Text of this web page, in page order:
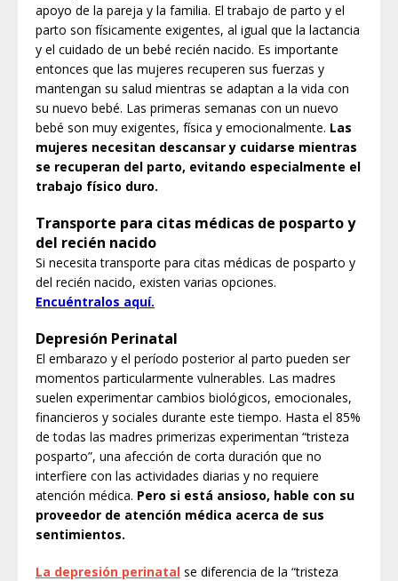
apoyo de la pareja y la familia. El trabajo de parto y el
parto son físicamente exigentes, al igual que la lactancia
y el cuidado de un bebé recién nacido. Es importante
entonces que las mujeres recuperen sus fuerzas y
mantengan su salud mientras se adaptan a la vida con
su nuevo bebé. Las primeras semanas con un nuevo
bebé son muy exigentes, física y emocionalmente. Las
mujeres necesitan descansar y cuidarse mientras
se recuperan del parto, evitando especialmente el
trabajo físico duro.
Transporte para citas médicas de posparto y
del recién nacido
Si necesita transporte para citas médicas de posparto y
del recién nacido, existen varias opciones.
Encuéntralos aquí.
Depresión Perinatal
El embarazo y el período posterior al parto pueden ser
momentos particularmente vulnerables. Las madres
suelen experimentar cambios biológicos, emocionales,
financieros y sociales durante este tiempo. Hasta el 85%
de todas las madres primerizas experimentan “tristeza
posparto”, una afección de corta duración que no
interfiere con las actividades diarias y no requiere
atención médica. Pero si está ansioso, hable con su
proveedor de atención médica acerca de sus
sentimientos.
La depresión perinatal se diferencia de la “tristeza